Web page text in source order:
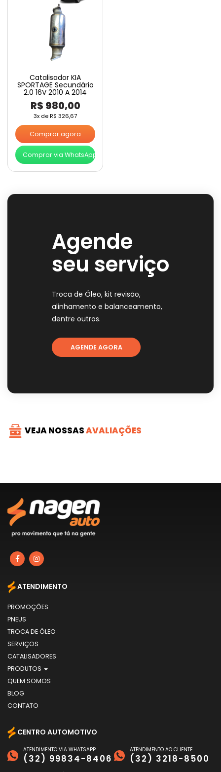
Catalisador KIA
SPORTAGE Secundário
2.0 16V 2010 A 2014
R$ 980,00
3x deR$ 326,67
Comprar agora
Comprar via WhatsApp
Agende
seu serviço
Troca de Óleo, kit revisão,
alinhamento e balanceamento,
dentre outros.
AGENDE AGORA
VEJA NOSSASAVALIAÇÕES
ATENDIMENTO
PROMOÇÕES
PNEUS
TROCA DE ÓLEO
SERVIÇOS
CATALISADORES
PRODUTOS
QUEM SOMOS
BLOG
CONTATO
CENTRO AUTOMOTIVO
ATENDIMENTO VIA WHATSAPP
(32) 99834-8406
ATENDIMENTO AO CLIENTE
(32) 3218-8500